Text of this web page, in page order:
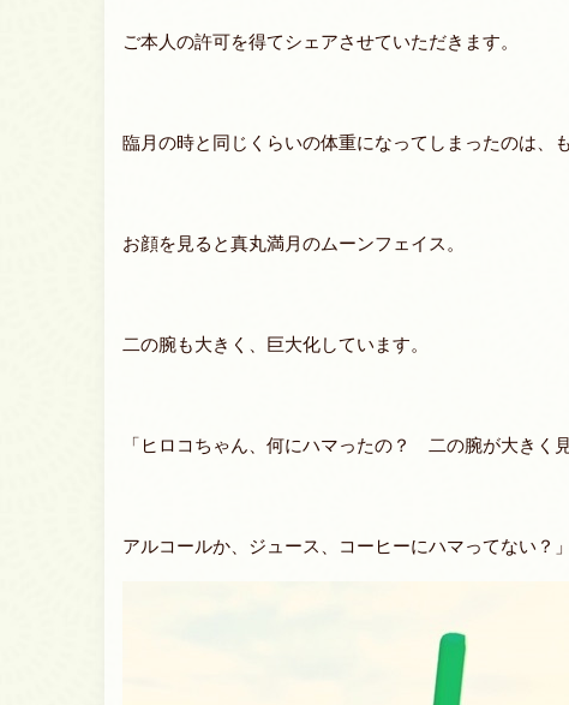
ご本人の許可を得てシェアさせていただきます。
臨月の時と同じくらいの体重になってしまったのは、
お顔を見ると真丸満月のムーンフェイス。
二の腕も大きく、巨大化しています。
「ヒロコちゃん、何にハマったの？ 二の腕が大きく
アルコールか、ジュース、コーヒーにハマってない ？」